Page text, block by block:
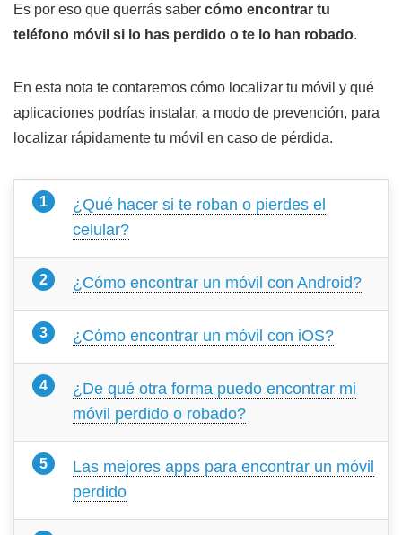
Es por eso que querrás saber cómo encontrar tu
teléfono móvil si lo has perdido o te lo han robado.
En esta nota te contaremos cómo localizar tu móvil y qué
aplicaciones podrías instalar, a modo de prevención, para
localizar rápidamente tu móvil en caso de pérdida.
¿Qué hacer si te roban o pierdes el
celular?
¿Cómo encontrar un móvil con Android?
¿Cómo encontrar un móvil con iOS?
¿De qué otra forma puedo encontrar mi
móvil perdido o robado?
Las mejores apps para encontrar un móvil
perdido